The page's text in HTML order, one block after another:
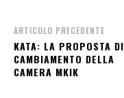
ARTICOLO PRECEDENTE
KATA: LA PROPOSTA DI
CAMBIAMENTO DELLA
CAMERA MKIK